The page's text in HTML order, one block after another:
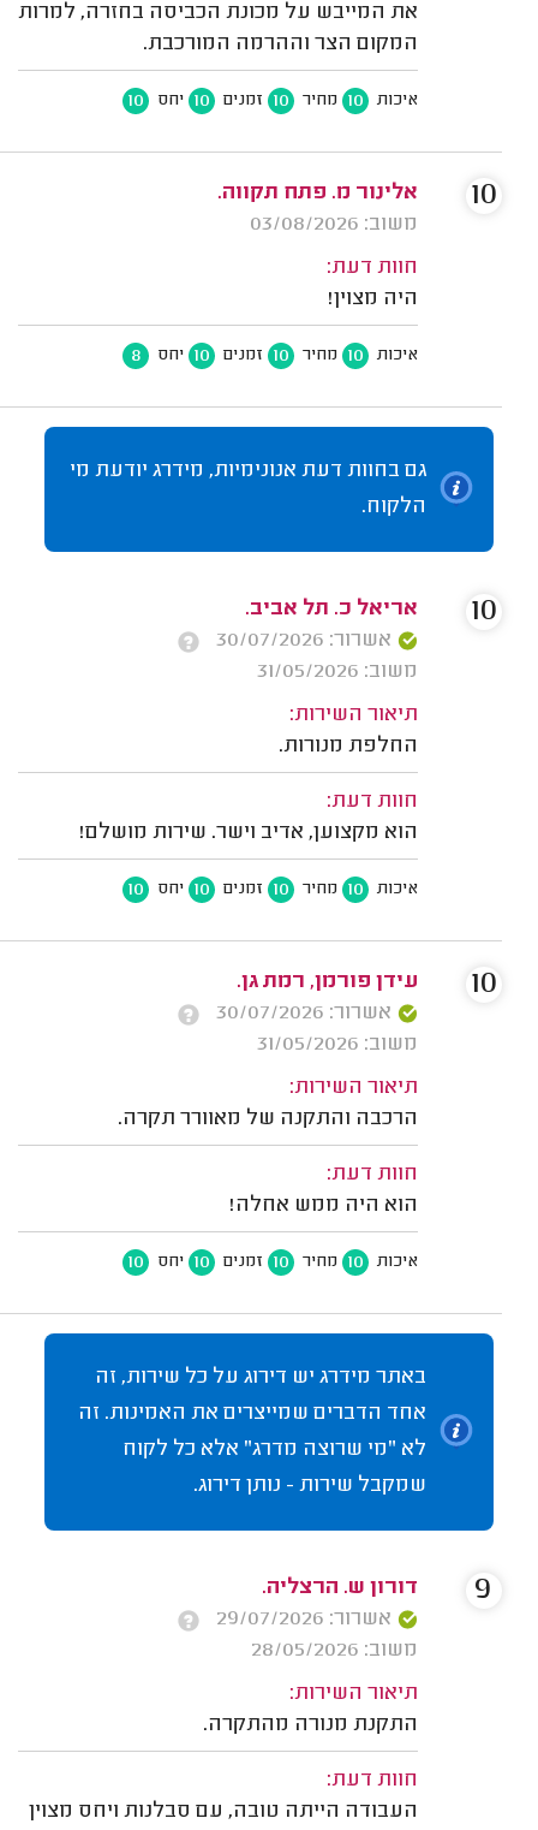
את המייבש על מכונת הכביסה בחזרה, למרות
המקום הצר וההרמה המורכבת.
איכות 10 מחיר 10 זמנים 10 יחס 10
אלינור מ. פתח תקווה.
משוב: 03/08/2026
חוות דעת:
היה מצוין!
איכות 10 מחיר 10 זמנים 10 יחס 8
10
גם בחוות דעת אנונימיות, מידרג יודעת מי
הלקוח.
אריאל כ. תל אביב.
אשרור: 30/07/2026
משוב: 31/05/2026
תיאור השירות:
החלפת מנורות.
חוות דעת:
הוא מקצוען, אדיב וישר. שירות מושלם!
איכות 10 מחיר 10 זמנים 10 יחס 10
10
עידן פורמן, רמת גן.
אשרור: 30/07/2026
משוב: 31/05/2026
תיאור השירות:
הרכבה והתקנה של מאוורר תקרה.
חוות דעת:
הוא היה ממש אחלה!
איכות 10 מחיר 10 זמנים 10 יחס 10
10
באתר מידרג יש דירוג על כל שירות, זה
אחד הדברים שמייצרים את האמינות. זה
לא "מי שרוצה מדרג" אלא כל לקוח
שמקבל שירות - נותן דירוג.
דורון ש. הרצליה.
אשרור: 29/07/2026
משוב: 28/05/2026
תיאור השירות:
התקנת מנורה מהתקרה.
חוות דעת:
העבודה הייתה טובה, עם סבלנות ויחס מצוין
9